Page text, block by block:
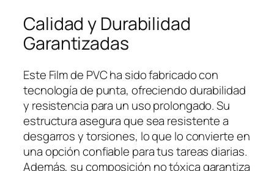
Calidad y Durabilidad
Garantizadas
Este Film de PVC ha sido fabricado con
tecnología de punta, ofreciendo durabilidad
y resistencia para un uso prolongado. Su
estructura asegura que sea resistente a
desgarros y torsiones, lo que lo convierte en
una opción confiable para tus tareas diarias.
Además, su composición no tóxica garantiza